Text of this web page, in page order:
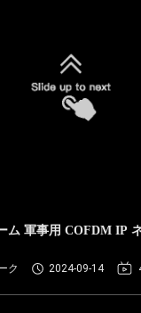
ム 軍事用 COFDM IP
ク 2024-09-14